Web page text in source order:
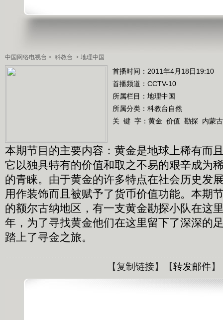
中国网络电视台 > 科教台 > 地理中国
首播时间：2011年4月18日19:10
首播频道： CCTV-10
所属栏目： 地理中国
所属分类：科教台自然
关 键 字： 黄金 价值 勘探 内蒙古
本期节目的主要内容：黄金是地球上稀有而
它以独具特有的价值和取之不易的艰辛成为
的青睐。由于黄金的许多特点在社会历史发
用作装饰而且被赋予了货币价值功能。本期
的额尔古纳地区，有一支黄金勘探小队在这
年，为了寻找黄金他们在这里留下了深深的
踏上了寻金之旅。
【复制链接】【转发邮件】